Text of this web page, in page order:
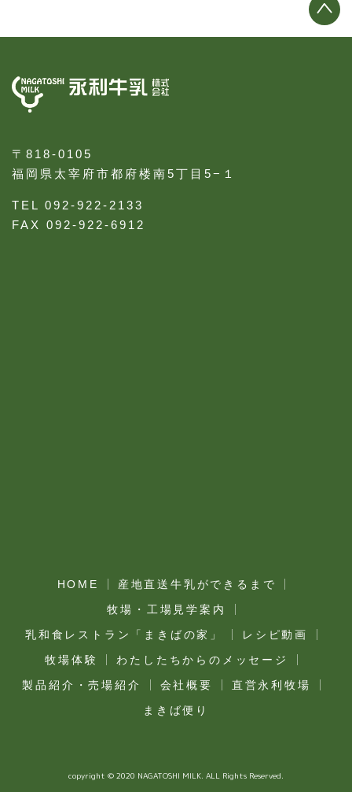
〒818-0105
福岡県太宰府市都府楼南5丁目5−１
TEL 092-922-2133
FAX 092-922-6912
HOME
産地直送牛乳ができるまで
牧場・工場見学案内
乳和食レストラン「まきばの家」
レシピ動画
牧場体験
わたしたちからのメッセージ
製品紹介・売場紹介
会社概要
直営永利牧場
まきば便り
copyright © 2020 NAGATOSHI MILK. ALL Rights Reserved.